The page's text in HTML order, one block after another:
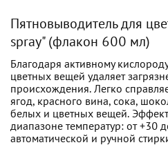
Пятновыводитель для
spray" (флакон 600 мл)
Благодаря активному
цветных вещей удаляет
происхождения. Легко
ягод, красного вина, сока,
белых и цветных вещей.
диапазоне температур: от +30
автоматической и ручной